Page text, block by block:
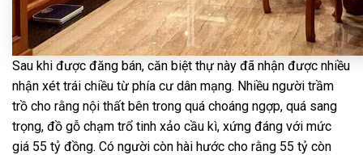
Sau khi được đăng bán, căn biệt thự này đã nhận được nhiều
nhận xét trái chiều từ phía cư dân mạng. Nhiều người trầm
trồ cho rằng nội thất bên trong quá choáng ngợp, quá sang
trọng, đồ gỗ chạm trổ tinh xảo cầu kì, xứng đáng với mức
giá 55 tỷ đồng. Có người còn hài hước cho rằng 55 tỷ còn